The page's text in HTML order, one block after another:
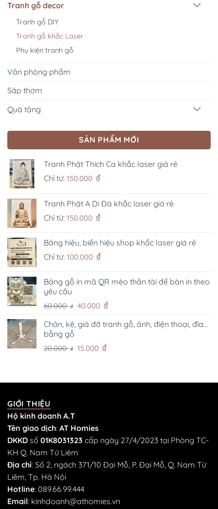
Tranh gỗ decor
Tranh gỗ DIY
Tranh gỗ khắc Laser
Phụ kiện tranh gỗ
Văn phòng phẩm
Sáp thơm
Quà tặng
SẢN PHẨM MỚI
Tranh Phật Thích Ca khắc laser giá rẻ
Chỉ từ: 150.000 ₫
Tranh Phật A Di Đà khắc laser giá rẻ
Chỉ từ: 150.000 ₫
Bảng hiệu, biển hiệu shop khắc laser giá rẻ
Chỉ từ: 100.000 ₫
Bảng gỗ in mã QR mèo thần tài để bàn in theo
yêu cầu
60.000₫
Giá
là:
40.000 ₫Giá
tại
Chân, kệ, giá đỡ tranh gỗ, ảnh, điện thoại, đĩa...
bằng gỗ
20.000₫ Giá
15.000 ₫Giá
GIỚI THIỆU
Hộ kinh doanh A.T
Tên giao dịch: AT Homies
DKKD số 01K8031323 cấp ngày 27/4/2023 tại Phòng TC-
KH Q. Nam Từ Liêm
Địa chỉ: Số 2, ngách 371/10 Đại Mỗ, P. Đại Mỗ, Q. Nam Từ
Liêm, Tp. Hà Nội
Hotline: 089.66.99.444
Email: kinhdoanh@athomies.vn